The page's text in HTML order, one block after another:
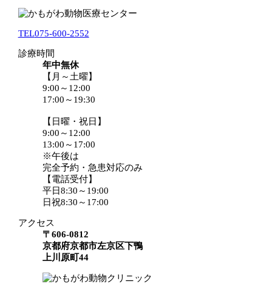
TEL075-600-2552
診療時間
年中無休
【月～土曜】
9:00～12:00
17:00～19:30
【日曜・祝日】
9:00～12:00
13:00～17:00
※午後は
完全予約・急患対応のみ
【電話受付】
平日8:30～19:00
日祝8:30～17:00
アクセス
〒606-0812
京都府京都市左京区下鴨
上川原町44